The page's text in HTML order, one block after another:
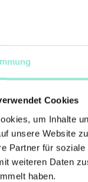
Cookies
um Inhalte
unsere Website
Partner für
weiteren Daten
haben.